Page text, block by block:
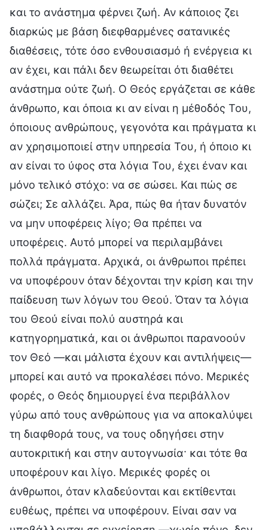
και το ανάστημα φέρνει ζωή. Αν κάποιος ζει
διαρκώς με βάση διεφθαρμένες σατανικές
διαθέσεις, τότε όσο ενθουσιασμό ή ενέργεια κι
αν έχει, και πάλι δεν θεωρείται ότι διαθέτει
ανάστημα ούτε ζωή. Ο Θεός εργάζεται σε κάθε
άνθρωπο, και όποια κι αν είναι η μέθοδός Του,
όποιους ανθρώπους, γεγονότα και πράγματα κι
αν χρησιμοποιεί στην υπηρεσία Του, ή όποιο κι
αν είναι το ύφος στα λόγια Του, έχει έναν και
μόνο τελικό στόχο: να σε σώσει. Και πώς σε
σώζει; Σε αλλάζει. Άρα, πώς θα ήταν δυνατόν
να μην υποφέρεις λίγο; Θα πρέπει να
υποφέρεις. Αυτό μπορεί να περιλαμβάνει
πολλά πράγματα. Αρχικά, οι άνθρωποι πρέπει
να υποφέρουν όταν δέχονται την κρίση και την
παίδευση των λόγων του Θεού. Όταν τα λόγια
του Θεού είναι πολύ αυστηρά και
κατηγορηματικά, και οι άνθρωποι παρανοούν
τον Θεό —και μάλιστα έχουν και αντιλήψεις—
μπορεί και αυτό να προκαλέσει πόνο. Μερικές
φορές, ο Θεός δημιουργεί ένα περιβάλλον
γύρω από τους ανθρώπους για να αποκαλύψει
τη διαφθορά τους, να τους οδηγήσει στην
αυτοκριτική και στην αυτογνωσία· και τότε θα
υποφέρουν και λίγο. Μερικές φορές οι
άνθρωποι, όταν κλαδεύονται και εκτίθενται
ευθέως, πρέπει να υποφέρουν. Είναι σαν να